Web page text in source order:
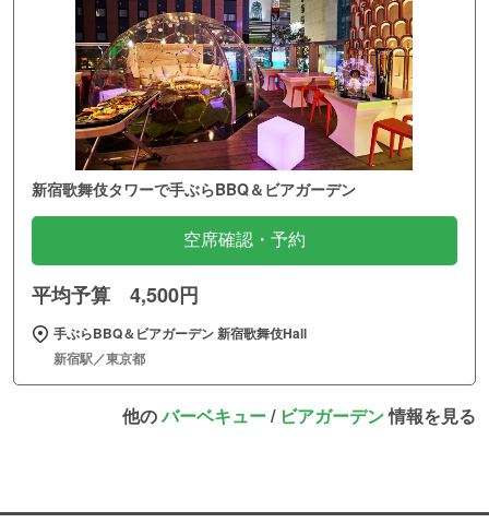
新宿歌舞伎タワーで手ぶらBBQ＆ビアガーデン
空席確認・予約
平均予算 4,500円
手ぶらBBQ＆ビアガーデン 新宿歌舞伎Hall
新宿駅／東京都
他のバーベキュー/ ビアガーデン情報を見る